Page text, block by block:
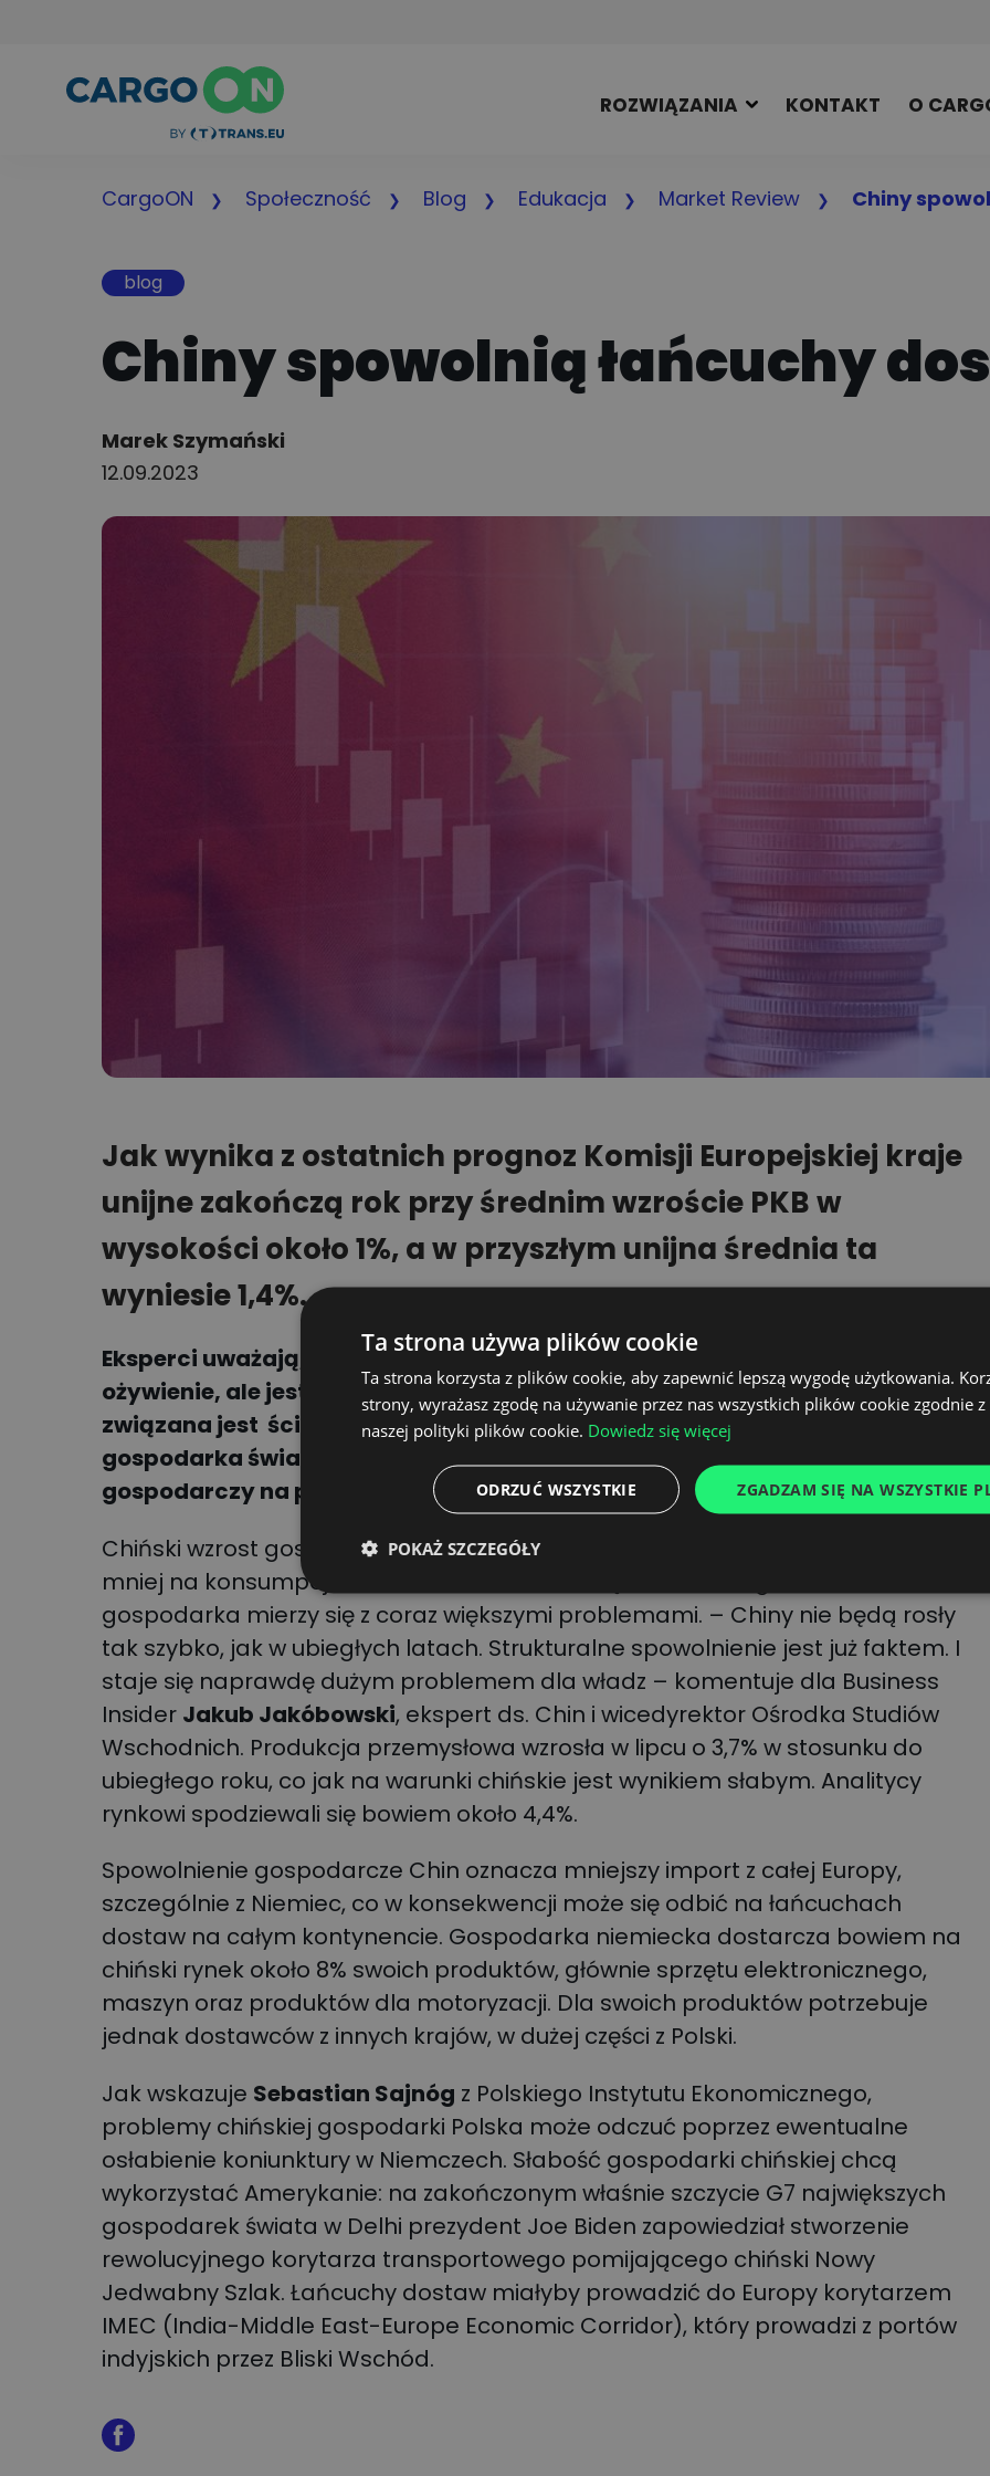
ROZWIĄZANIA KONTAKT O
CargoON Społeczność Blog Edukacja Market Review Chiny
blog
Chiny spowolnią łańcuchy
Author:
Marek Szymański
12.09.2023
Jak wynika z ostatnich prognoz Komisji Europejskiej kraje
unijne zakończą rok przy średnim wzroście PKB w
wysokości około 1%, a w przyszłym unijna średnia ta
wyniesie 1,4%.
Eksperci uważają, że w przyszłym roku łańcuchy dostaw powinny odczuć
ożywienie, ale jest jedno ale. Globalna, także europejska gospodarka,
związana jest ściśle z tym, co dzieje się w Chinach. Tymczasem druga
gospodarka świata zaczyna wyraźnie spowalniać, a planowany wzrost
gospodarczy na poziomie 5% jest zdaniem analityków mało realistyczny.
Chiński wzrost gospodarczy bazował w dużej mierze na dużych inwestycjach,
mniej na konsumpcji. Chińskie władze nie chcą zmieniać tego trendu, a
gospodarka mierzy się z coraz większymi problemami. – Chiny nie będą rosły
tak szybko, jak w ubiegłych latach. Strukturalne spowolnienie jest już faktem. I
staje się naprawdę dużym problemem dla władz – komentuje dla Business
Insider Jakub Jakóbowski, ekspert ds. Chin i wicedyrektor Ośrodka Studiów
Wschodnich. Produkcja przemysłowa wzrosła w lipcu o 3,7% w stosunku do
ubiegłego roku, co jak na warunki chińskie jest wynikiem słabym. Analitycy
rynkowi spodziewali się bowiem około 4,4%.
Spowolnienie gospodarcze Chin oznacza mniejszy import z całej Europy,
szczególnie z Niemiec, co w konsekwencji może się odbić na łańcuchach
dostaw na całym kontynencie. Gospodarka niemiecka dostarcza bowiem na
chiński rynek około 8% swoich produktów, głównie sprzętu elektronicznego,
maszyn oraz produktów dla motoryzacji. Dla swoich produktów potrzebuje
jednak dostawców z innych krajów, w dużej części z Polski.
Jak wskazuje Sebastian Sajnóg z Polskiego Instytutu Ekonomicznego,
problemy chińskiej gospodarki Polska może odczuć poprzez ewentualne
osłabienie koniunktury w Niemczech. Słabość gospodarki chińskiej chcą
wykorzystać Amerykanie: na zakończonym właśnie szczycie G7 największych
gospodarek świata w Delhi prezydent Joe Biden zapowiedział stworzenie
rewolucyjnego korytarza transportowego pomijającego chiński Nowy
Jedwabny Szlak. Łańcuchy dostaw miałyby prowadzić do Europy korytarzem
IMEC (India-Middle East-Europe Economic Corridor), który prowadzi z portów
indyjskich przez Bliski Wschód.
Ta strona używa plików cookie
Ta strona korzysta z plików cookie, aby zapewnić lepszą wygodę użytkowania.
strony, wyrażasz zgodę na używanie przez nas wszystkich plików cookie zgodnie
naszej polityki plików cookie. Dowiedz się więcej
ZGADZAM SIĘ NA WSZYSTKIE
ODRZUĆ WSZYSTKIE
POKAŻ SZCZEGÓŁY